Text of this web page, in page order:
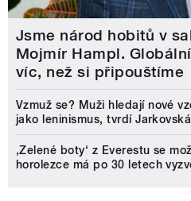
Jsme národ hobitů v
Mojmír Hampl.
víc, než si připouštíme
Vzmuž se? Muži hledají nové
jako leninismus, tvrdí
‚Zelené boty‘ z Everestu se
horolezce má po 30 letech